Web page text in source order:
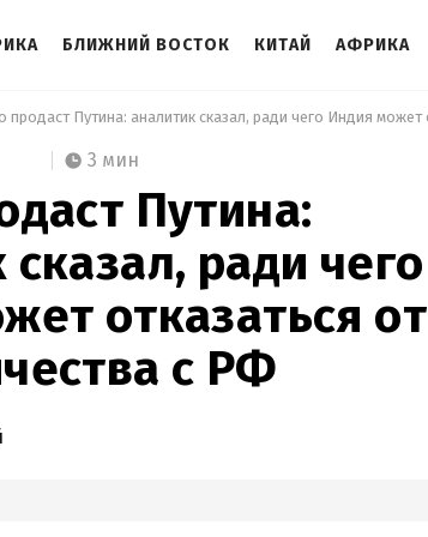
БЛИЖНИЙ ВОСТОК КИТАЙ АФРИКА
3 мин
Путина:
ради чего
отказаться от
с РФ